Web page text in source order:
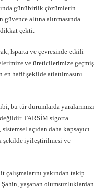
günübirlik çözümlerin
altına alınmasında
çekti.
Isparta ve çevresinde etkili
ve üreticilerimize geçmiş
hafif şekilde atlatılmasını
bu tür durumlarda yaralarımızı
TARSİM sigorta
açıdan daha kapsayıcı
şekilde iyileştirilmesi ve
çalışmalarını yakından takip
yaşanan olumsuzluklardan